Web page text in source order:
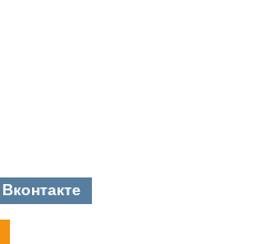
Вконтакте